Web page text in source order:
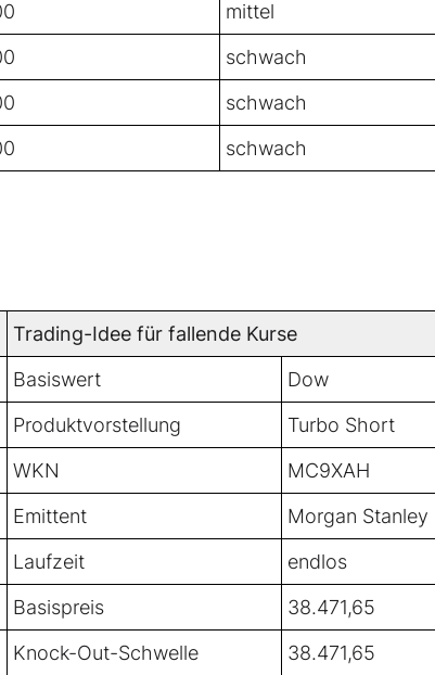
mittel
schwach
schwach
schwach
Trading-Idee für fallende Kurse
Basiswert
Dow
Produktvorstellung
Turbo Short
WKN
MC9XAH
Emittent
Morgan Stanley
Laufzeit
endlos
Basispreis
38.471,65
Knock-Out-Schwelle 38.471,65